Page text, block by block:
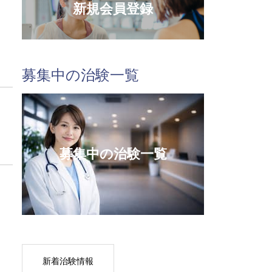
新規会員登録
募集中の治験一覧
募集中の治験一覧
新着治験情報